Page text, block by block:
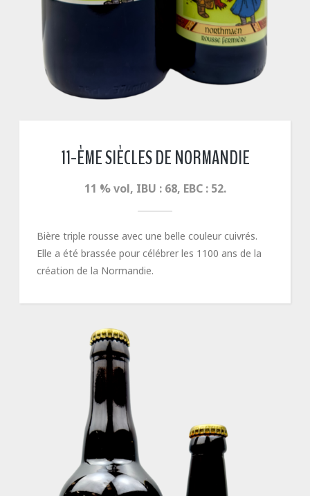
11-ÈME SIÈCLES DE NORMANDIE
11 % vol, IBU : 68, EBC : 52.
Bière triple rousse avec une belle couleur cuivrés.
Elle a été brassée pour célébrer les 1100 ans de la
création de la Normandie.